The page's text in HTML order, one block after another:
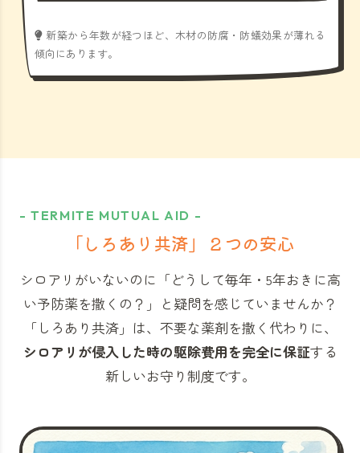
新築から年数が経つほど、木材の防腐・防蟻効果が薄れる
傾向にあります。
- TERMITE MUTUAL AID -
「しろあり共済」 ２つの安心
シロアリがいないのに「どうして毎年・5年おきに高
い予防薬を撒くの？」と 疑問を感じていませんか？
「しろあり共済」 は、不要な薬剤を撒く代わりに、
シロアリが侵入した時の駆除費用を完全に保証する
新しいお守り制度です。